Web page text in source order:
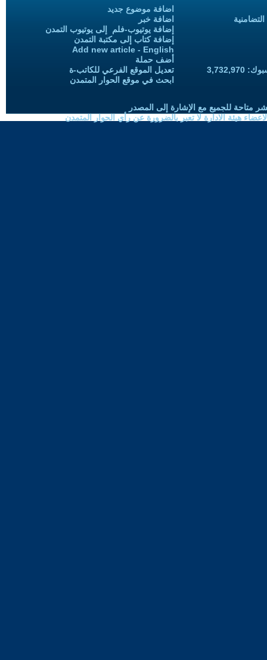
اضافة موضوع جديد
اضافة خبر
إضافة يوتيوب-فلم إلى يوتيوب التمدن
إضافة كتاب إلى مكتبة التمدن
Add new article - English
أضف حملة
تعديل الموقع الفرعي للكاتب-ة
ابحث في موقع الحوار المتمدن
متاحة للجميع مع الإشارة إلى المصدر
هيئة الادارة لا تعبر بالضرورة عن رأي الحوار المتمدن